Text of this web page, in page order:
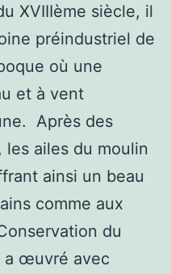
XVIIIème siècle, il
préindustriel de
où une
et à vent
Après des
les ailes du moulin
ainsi un beau
comme aux
du
a œuvré avec